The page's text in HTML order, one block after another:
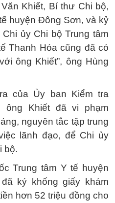
Khiết, Bí thư Chi bộ,
huyện Đông Sơn, và kỷ
ủy Chi bộ Trung tâm
Thanh Hóa cũng đã có
ông Khiết”, ông Hùng
của Ủy ban Kiểm tra
ông Khiết đã vi phạm
nguyên tắc tập trung
lãnh đạo, để Chi ủy
bộ.
Trung tâm Y tế huyện
ký khống giấy khám
hơn 52 triệu đồng cho